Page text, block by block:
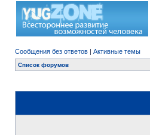
Сообщения без ответов | Активные темы
Список форумов